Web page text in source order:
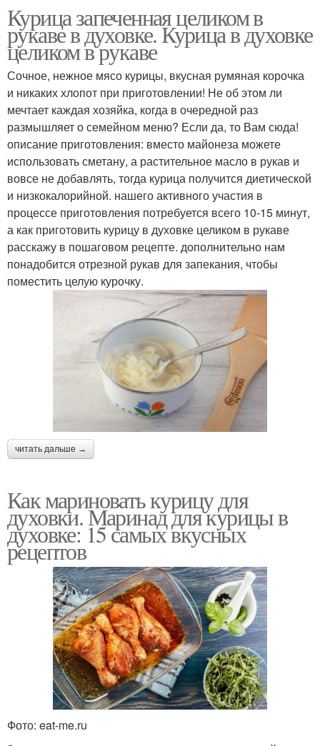
Курица запеченная целиком в
рукаве в духовке. Курица в духовке
целиком в рукаве
Сочное, нежное мясо курицы, вкусная румяная корочка
и никаких хлопот при приготовлении! Не об этом ли
мечтает каждая хозяйка, когда в очередной раз
размышляет о семейном меню? Если да, то Вам сюда!
описание приготовления: вместо майонеза можете
использовать сметану, а растительное масло в рукав и
вовсе не добавлять, тогда курица получится диетической
и низкокалорийной. нашего активного участия в
процессе приготовления потребуется всего 10-15 минут,
а как приготовить курицу в духовке целиком в рукаве
расскажу в пошаговом рецепте. дополнительно нам
понадобится отрезной рукав для запекания, чтобы
поместить целую курочку.
читать дальше →
Как мариновать курицу для
духовки. Маринад для курицы в
духовке: 15 самых вкусных
рецептов
Фото: eat-me.ru